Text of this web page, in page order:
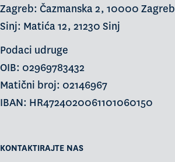
Zagreb: Čazmanska 2, 10000 Zagreb
Sinj: Matića 12, 21230 Sinj
Podaci udruge
OIB: 02969783432
Matični broj: 02146967
IBAN: HR4724020061101060150
KONTAKTIRAJTE NAS